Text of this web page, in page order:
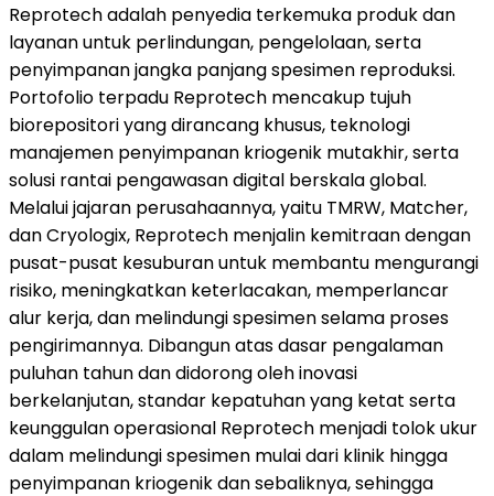
Reprotech adalah penyedia terkemuka produk dan
layanan untuk perlindungan, pengelolaan, serta
penyimpanan jangka panjang spesimen reproduksi.
Portofolio terpadu Reprotech mencakup tujuh
biorepositori yang dirancang khusus, teknologi
manajemen penyimpanan kriogenik mutakhir, serta
solusi rantai pengawasan digital berskala global.
Melalui jajaran perusahaannya, yaitu TMRW, Matcher,
dan Cryologix, Reprotech menjalin kemitraan dengan
pusat-pusat kesuburan untuk membantu mengurangi
risiko, meningkatkan keterlacakan, memperlancar
alur kerja, dan melindungi spesimen selama proses
pengirimannya. Dibangun atas dasar pengalaman
puluhan tahun dan didorong oleh inovasi
berkelanjutan, standar kepatuhan yang ketat serta
keunggulan operasional Reprotech menjadi tolok ukur
dalam melindungi spesimen mulai dari klinik hingga
penyimpanan kriogenik dan sebaliknya, sehingga